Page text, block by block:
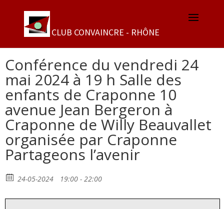
Conférence du vendredi 24
mai 2024 à 19 h Salle des
enfants de Craponne 10
avenue Jean Bergeron à
Craponne de Willy Beauvallet
organisée par Craponne
Partageons l’avenir
24-05-2024 19:00 - 22:00